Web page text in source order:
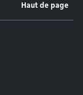
Haut de page